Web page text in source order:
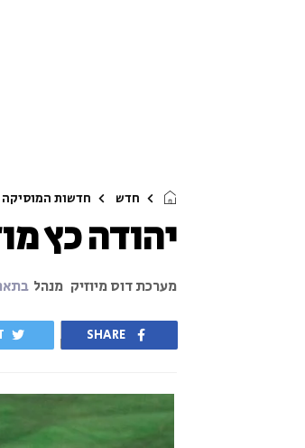
חדש חדשות המוסיקה
יהודה כץ
מערכת דוס מיוזיק מנהל
SHARE